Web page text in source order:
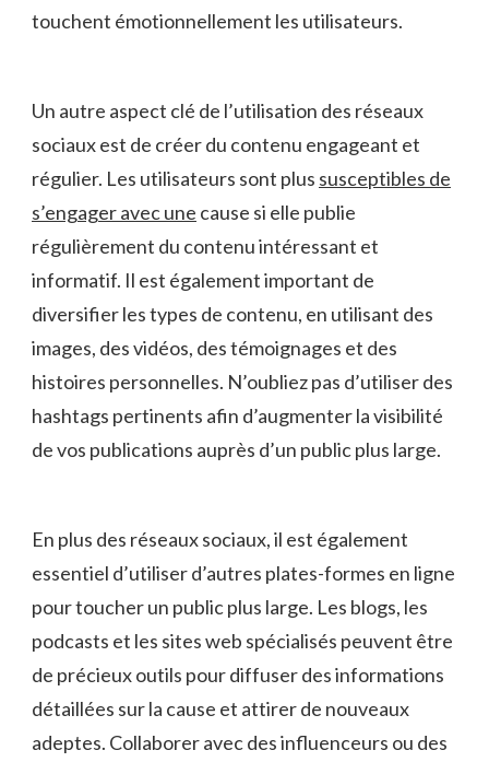
touchent ​émotionnellement les utilisateurs.
Un autre aspect clé de l’utilisation‍ des​ réseaux
sociaux⁢ est de créer​ du contenu‌ engageant et
régulier. ⁣Les utilisateurs sont plus⁤ susceptibles‍ de
s’engager ​avec une cause si elle publie
régulièrement du contenu intéressant et
informatif.⁢ Il est également important de
diversifier les⁢ types de ⁤contenu, en​ utilisant des
images, des vidéos, des témoignages et des
histoires personnelles. N’oubliez pas d’utiliser des
hashtags pertinents afin d’augmenter la visibilité
de vos ​publications ⁤auprès d’un public plus large.
En plus⁣ des réseaux sociaux, il ⁢est également
essentiel d’utiliser d’autres plates-formes en ligne
pour toucher un‌ public plus large. Les blogs, les
podcasts et les sites‍ web spécialisés peuvent ⁢être
de précieux outils pour diffuser des informations
détaillées ⁢sur la cause et‌ attirer de⁢ nouveaux
adeptes. Collaborer avec ‍des influenceurs ou des